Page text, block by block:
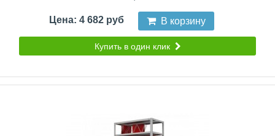
Цена: 4 682 руб В корзину
Купить в один клик